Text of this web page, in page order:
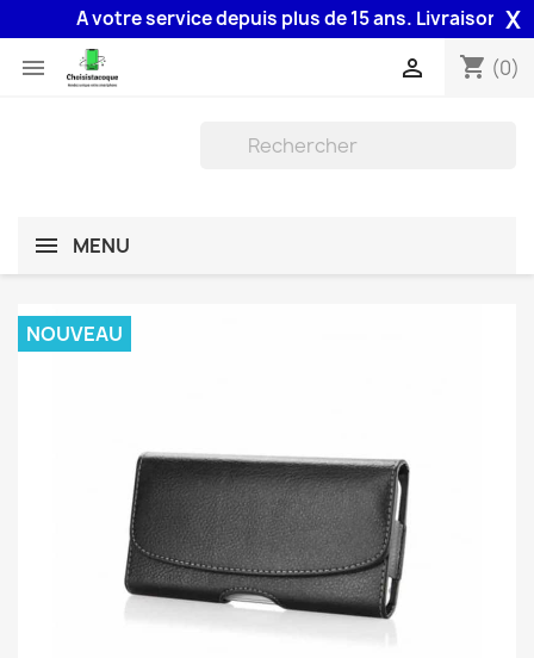
A votre service depuis plus de 15 ans. Livraison 48HX
 shopping_cart (0)

MENU
NOUVEAU